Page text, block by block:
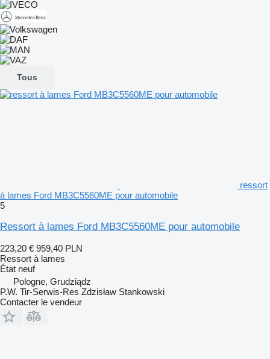
Tous
ressort
à lames Ford MB3C5560ME pour automobile
5
Ressort à lames Ford MB3C5560ME pour automobile
223,20 € 959,40 PLN
Ressort à lames
État neuf
Pologne, Grudziądz
P.W. Tir-Serwis-Res Zdzisław Stankowski
Contacter le vendeur